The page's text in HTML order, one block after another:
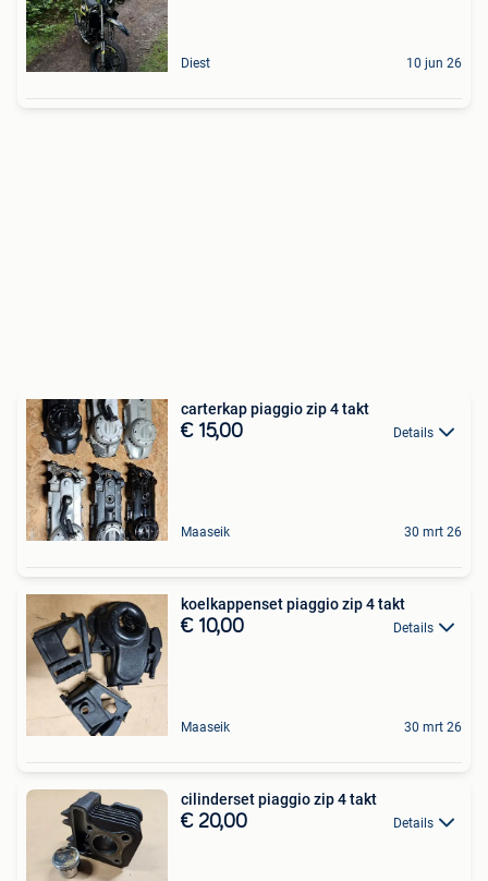
Diest 10 jun 26
carterkap piaggio zip 4 takt
€ 15,00 Details
Maaseik 30 mrt 26
koelkappenset piaggio zip 4 takt
€ 10,00 Details
Maaseik 30 mrt 26
cilinderset piaggio zip 4 takt
€ 20,00 Details